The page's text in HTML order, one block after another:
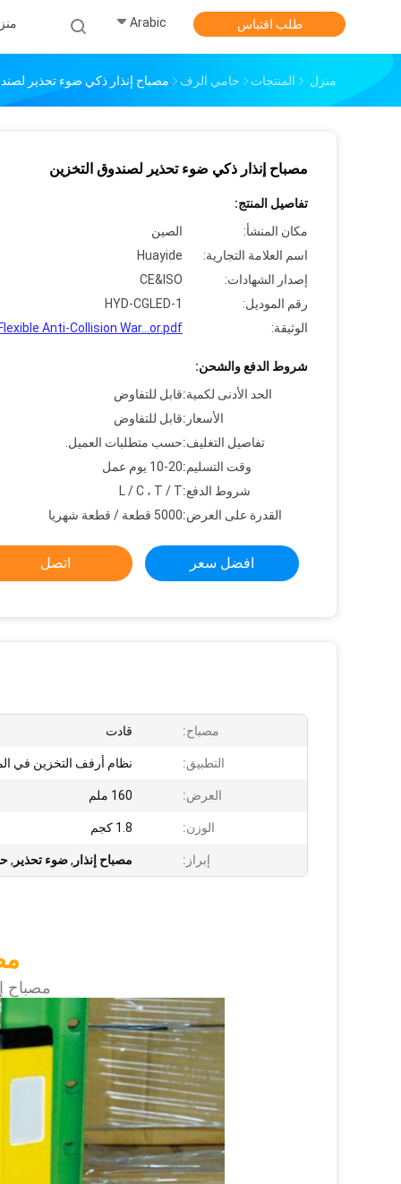
Arabic طلب اقتباس
منزل المنتجات حامي الرف مصباح إنذار ذكي ضوء تحذير
مصباح إنذار ذكي ضوء تحذير لصندوق التخزين
تفاصيل المنتج:
مكان المنشأ:
الصين
اسم العلامة التجارية:
Huayide
إصدار الشهادات:
CE&ISO
رقم الموديل:
HYD-CGLED-1
الوثيقة:
Anti-Collision War...or.pdf
شروط الدفع والشحن:
الحد الأدنى لكمية:قابل للتفاوض
الأسعار:قابل للتفاوض
تفاصيل التغليف:حسب متطلبات العميل.
وقت التسليم:10-20 يوم عمل
شروط الدفع:L / C ، T / T
القدرة على العرض:5000 قطعة / قطعة شهريا
افضل سعر اتصل
مصباح: قادت
التطبيق: نظام أرفف التخزين في
العرض: 160 ملم
الوزن: 1.8 كجم
إبراز: مصباح إنذار ,ضوء تحذير ,